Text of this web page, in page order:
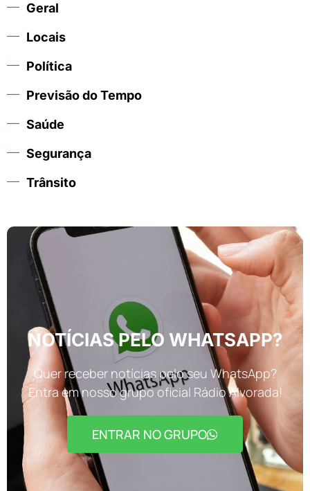
Geral
Locais
Política
Previsão do Tempo
Saúde
Segurança
Trânsito
NOTÍCIAS PELO WHATSAPP?
Quer receber notícias pelo seu WhatsApp?
Entra em nosso grupo oficial Rádio Alvorada!
ENTRAR NO GRUPO